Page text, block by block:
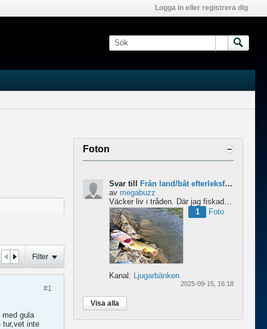
Logga in eller registrera dig
Filter
#1
gula
tur,vet inte
Foton
Svar till
Från land/båt efterleksfiske 2024 efter gädda
av megabuzz
Väcker liv i tråden. Där jag fiskade i våras så lekte gäddorna från början av mars hela vägen in i juni...
1
Foto
Kanal: Ljugarbänken
2025-09-15, 16:18
Visa alla